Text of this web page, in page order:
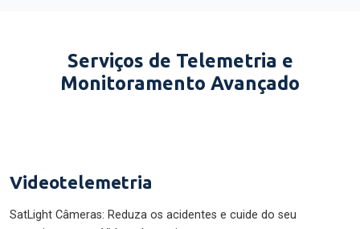
Serviços de Telemetria e
Monitoramento Avançado
Videotelemetria
SatLight Câmeras: Reduza os acidentes e cuide do seu